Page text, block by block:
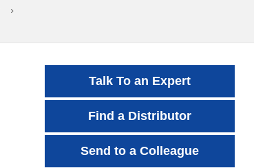
Talk To an Expert
Find a Distributor
Send to a Colleague